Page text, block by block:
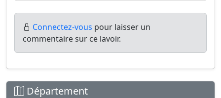
Connectez-vous pour laisser un
commentaire sur ce lavoir.
Département